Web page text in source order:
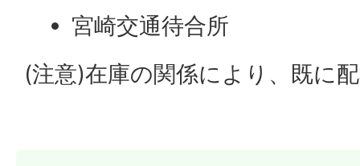
宮崎交通待合所
(注意)在庫の関係により、既に